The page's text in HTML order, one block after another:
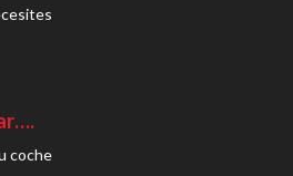
coche